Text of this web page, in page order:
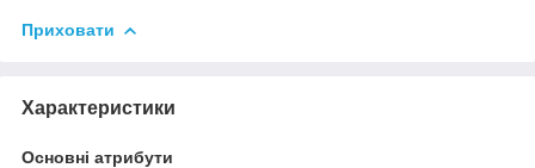
Приховати
Характеристики
Основні атрибути